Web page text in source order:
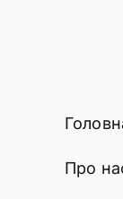
Про